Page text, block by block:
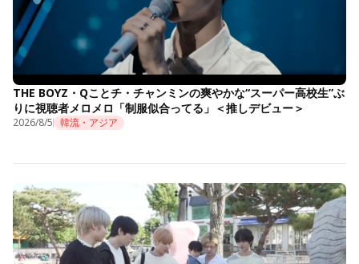
THE BOYZ・Qことチ・チャンミンの爽やかな“スーパー高校生”ぶ
りに視聴者メロメロ「制服似合ってる」＜推しデビュー＞
2026/8/5 韓流・アジア